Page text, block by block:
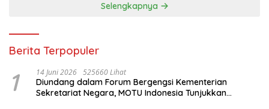
Selengkapnya
Berita Terpopuler
1 14 Juni 2026 525660 Lihat
Diundang dalam Forum Bergengsi Kementerian
Sekretariat Negara, MOTU Indonesia Tunjukkan